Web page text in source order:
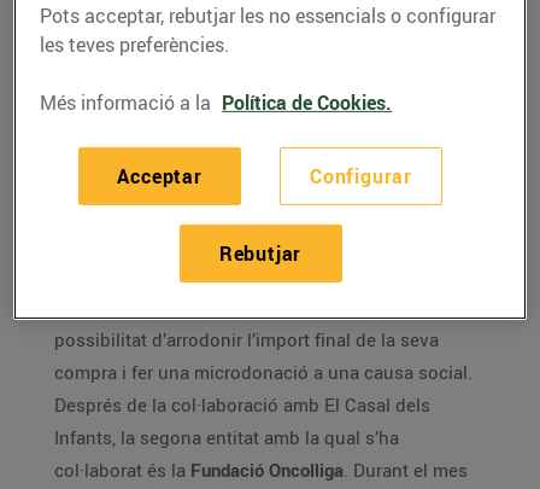
Des del passat mes de febrer als
establiments Bonpreu i Esclat hi ha
realitzades amb targeta i realitzar
causes socials
Els supermercats Bonpreu i Esclat ofereixen a tots
possibilitat d’arrodonir l’import final de la seva
compra i fer una microdonació a una causa social.
Després de la col·laboració amb El Casal dels
Infants, la segona entitat amb la qual s’ha
col·laborat és la Fundació Oncolliga. Durant el mes
Pots acceptar, rebutjar les no essencials o configurar
les teves preferències.
Més informació a la Política de Cookies.
Configurar
Rebutjar
Acceptar